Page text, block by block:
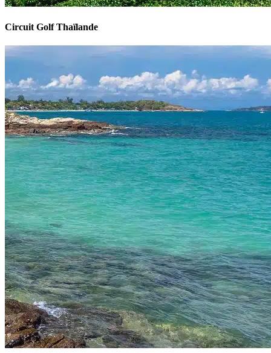
Circuit Golf Thaïlande